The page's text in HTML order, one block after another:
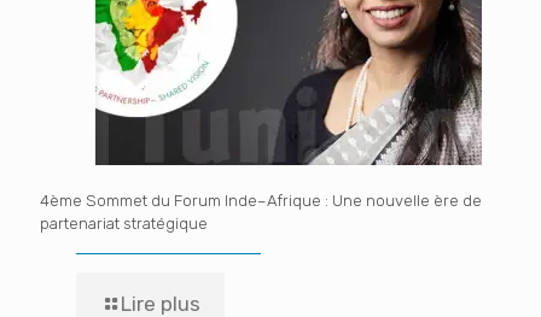
4ème Sommet du Forum Inde–Afrique : Une nouvelle ère de
partenariat stratégique
Lire plus